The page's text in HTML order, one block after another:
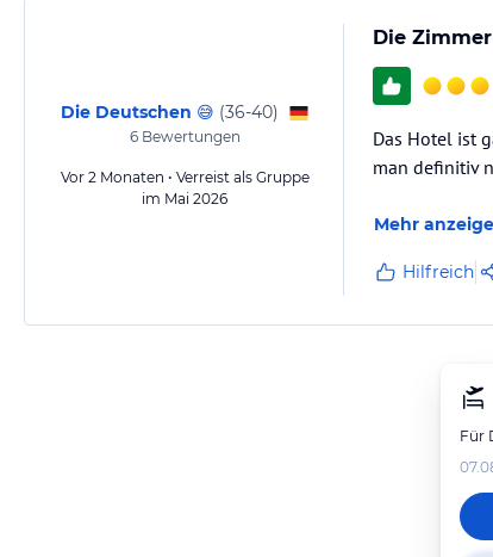
Die Deutschen 😅 (36-40)
6Bewertungen
Vor 2 Monaten • Verreist als Gruppe
im Mai 2026
Die
Das Hotel ist
man definitiv
Mehr
Hilfreich
Für